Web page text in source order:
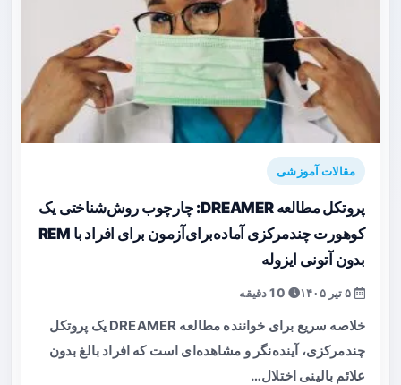
مقالات آموزشی
پروتکل مطالعه DREAMER: چارچوب روش‌شناختی یک
کوهورت چندمرکزی آماده‌برای‌آزمون برای افراد با REM
بدون آتونی ایزوله
خلاصه سریع برای خواننده مطالعه DREAMER یک پروتکل
چندمرکزی، آینده‌نگر و مشاهده‌ای است که افراد بالغ بدون
علائم بالینی اختلال…